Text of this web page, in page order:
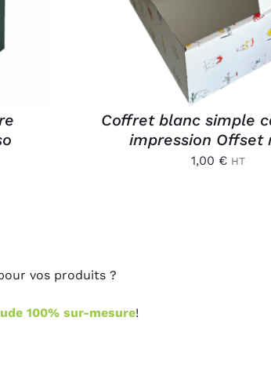
Coffret blanc simple
impression Offset
1,00 € HT
vos produits ?
100% sur-mesure!